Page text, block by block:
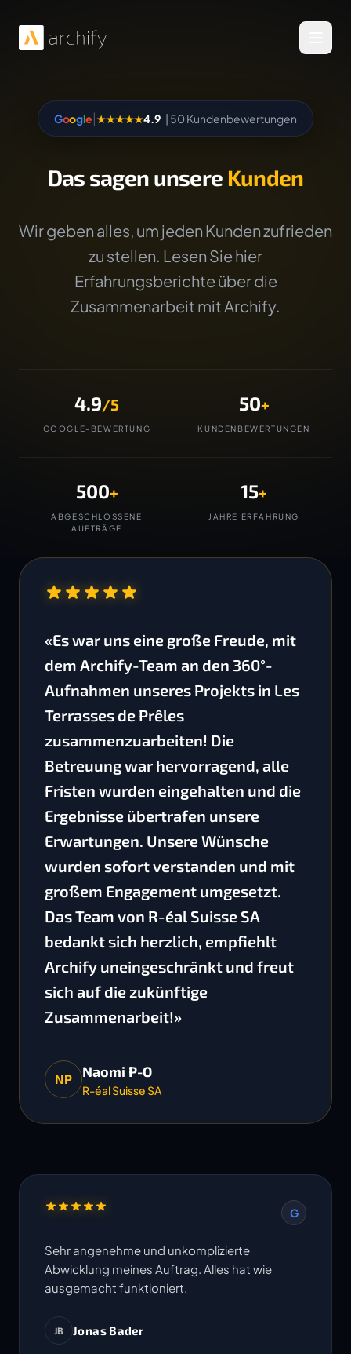
Google|★★★★★4.9 | 50 Kundenbewertungen
Das sagen unsere Kunden
Wir geben alles, um jeden Kunden zufrieden
zu stellen. Lesen Sie hier
Erfahrungsberichte über die
Zusammenarbeit mit Archify.
4.9/5
GOOGLE-BEWERTUNG
50+
KUNDENBEWERTUNGEN
500+
ABGESCHLOSSENE
AUFTRÄGE
15+
JAHRE ERFAHRUNG
«Es war uns eine große Freude, mit
dem Archify-Team an den 360°-
Aufnahmen unseres Projekts in Les
Terrasses de Prêles
zusammenzuarbeiten! Die
Betreuung war hervorragend, alle
Fristen wurden eingehalten und die
Ergebnisse übertrafen unsere
Erwartungen. Unsere Wünsche
wurden sofort verstanden und mit
großem Engagement umgesetzt.
Das Team von R-éal Suisse SA
bedankt sich herzlich, empfiehlt
Archify uneingeschränkt und freut
sich auf die zukünftige
Zusammenarbeit!»
NP Naomi P-O
R-éal Suisse SA
G
Sehr angenehme und unkomplizierte
Abwicklung meines Auftrag. Alles hat wie
ausgemacht funktioniert.
JB Jonas Bader